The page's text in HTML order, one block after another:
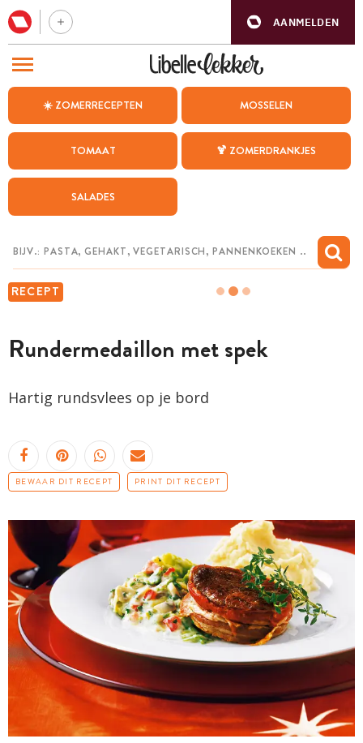
AANMELDEN
☀️ ZOMERRECEPTEN MOSSELEN
TOMAAT 🍹 ZOMERDRANKJES
SALADES
RECEPT
Rundermedaillon met spek
Hartig rundsvlees op je bord
BEWAAR DIT RECEPT PRINT DIT RECEPT
BEZOEK ONZE ANDERE WEBSITES
WEEKMENU
CHAT MET MAIA
MIJN BEWAARDE RECEPTEN